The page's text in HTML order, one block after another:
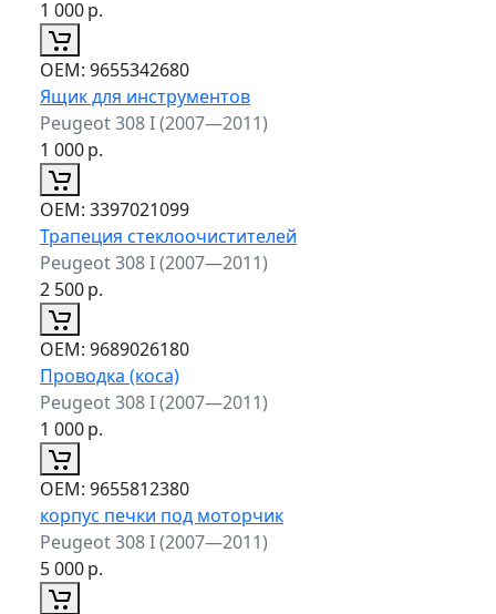
1 000р.
ОЕМ: 9655342680
Ящик для инструментов
Peugeot 308 I (2007—2011)
1 000р.
ОЕМ: 3397021099
Трапеция стеклоочистителей
Peugeot 308 I (2007—2011)
2 500р.
ОЕМ: 9689026180
Проводка (коса)
Peugeot 308 I (2007—2011)
1 000р.
ОЕМ: 9655812380
корпус печки под моторчик
Peugeot 308 I (2007—2011)
5 000р.